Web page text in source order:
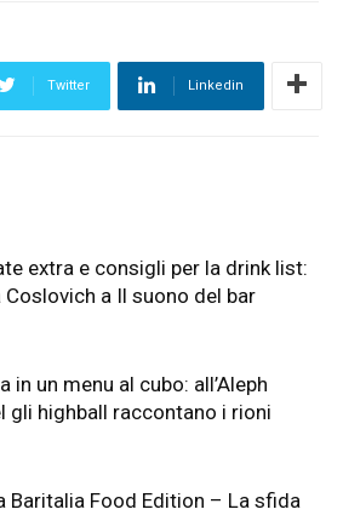
Twitter Linkedin
extra e consigli per la drink list:
Coslovich a Il suono del bar
in un menu al cubo: all’Aleph
gli highball raccontano i rioni
Baritalia Food Edition – La sfida